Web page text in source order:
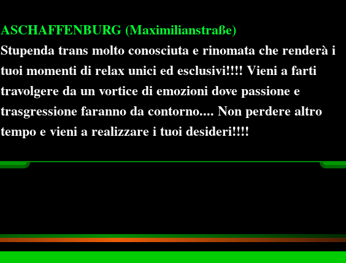
ASCHAFFENBURG (Maximilianstraße)
Stupenda trans molto conosciuta e rinomata che renderà i
tuoi momenti di relax unici ed esclusivi!!!! Vieni a farti
travolgere da un vortice di emozioni dove passione e
trasgressione faranno da contorno.... Non perdere altro
tempo e vieni a realizzare i tuoi desideri!!!!